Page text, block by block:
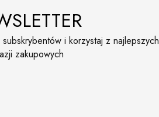
i korzystaj z najlepszych
zakupowych